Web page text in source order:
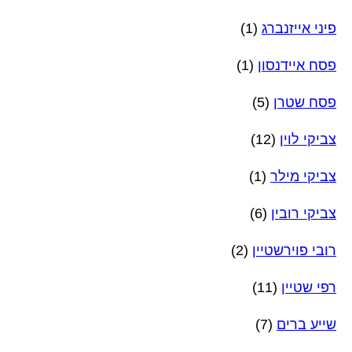
פיני אייזנברג (1)
פסח איידנסון (1)
פסח שטרן (5)
צביקי לוין (12)
צביקי מילר (1)
צביקי רובין (6)
רובי פוירשטיין (2)
רפי שטיין (11)
שייע ברים (7)